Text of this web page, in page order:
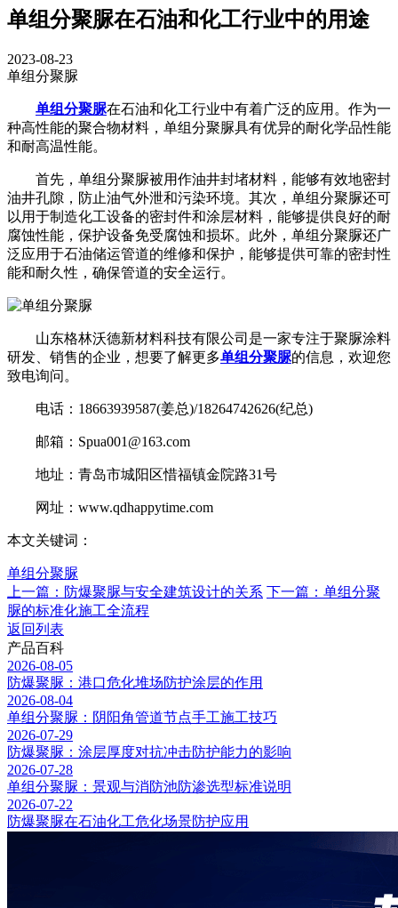
单组分聚脲在石油和化工行业中的用途
2023-08-23
单组分聚脲
单组分聚脲在石油和化工行业中有着广泛的应用。作为一
种高性能的聚合物材料，单组分聚脲具有优异的耐化学品性能
和耐高温性能。
首先，单组分聚脲被用作油井封堵材料，能够有效地密封
油井孔隙，防止油气外泄和污染环境。其次，单组分聚脲还可
以用于制造化工设备的密封件和涂层材料，能够提供良好的耐
腐蚀性能，保护设备免受腐蚀和损坏。此外，单组分聚脲还广
泛应用于石油储运管道的维修和保护，能够提供可靠的密封性
能和耐久性，确保管道的安全运行。
山东格林沃德新材料科技有限公司是一家专注于聚脲涂料
研发、销售的企业，想要了解更多单组分聚脲的信息，欢迎您
致电询问。
电话：18663939587(姜总)/18264742626(纪总)
邮箱：Spua001@163.com
地址：青岛市城阳区惜福镇金院路31号
网址：www.qdhappytime.com
本文关键词：
单组分聚脲
上一篇：防爆聚脲与安全建筑设计的关系 下一篇：单组分聚
脲的标准化施工全流程
返回列表
产品百科
2026-08-05
防爆聚脲：港口危化堆场防护涂层的作用
2026-08-04
单组分聚脲：阴阳角管道节点手工施工技巧
2026-07-29
防爆聚脲：涂层厚度对抗冲击防护能力的影响
2026-07-28
单组分聚脲：景观与消防池防渗选型标准说明
2026-07-22
防爆聚脲在石油化工危化场景防护应用